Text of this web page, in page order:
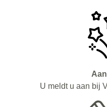
U meldt u aan bij